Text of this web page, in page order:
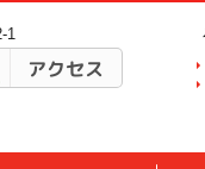
1
アクセス